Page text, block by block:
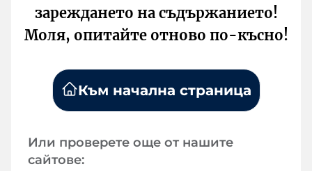
зареждането на съдържанието!
Моля, опитайте отново по-късно!
Към начална страница
Или проверете още от нашите
сайтове: